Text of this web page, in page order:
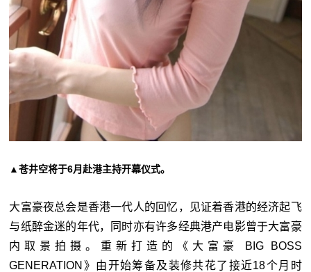
▲苍井空将于6月赴港主持开幕仪式。
大富豪夜总会是香港一代人的回忆，见证着香港的经济起飞
与纸醉金迷的年代，同时亦有许多经典港产电影曾于大富豪
内取景拍摄。重新打造的《大富豪 BIG BOSS
GENERATION》由开始筹备及装修共花了接近18个月时